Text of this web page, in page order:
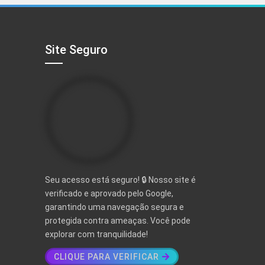
Site Seguro
Seu acesso está seguro! 🔒 Nosso site é
verificado e aprovado pelo Google,
garantindo uma navegação segura e
protegida contra ameaças. Você pode
explorar com tranquilidade!
CLIQUE PARA VERIFICAR